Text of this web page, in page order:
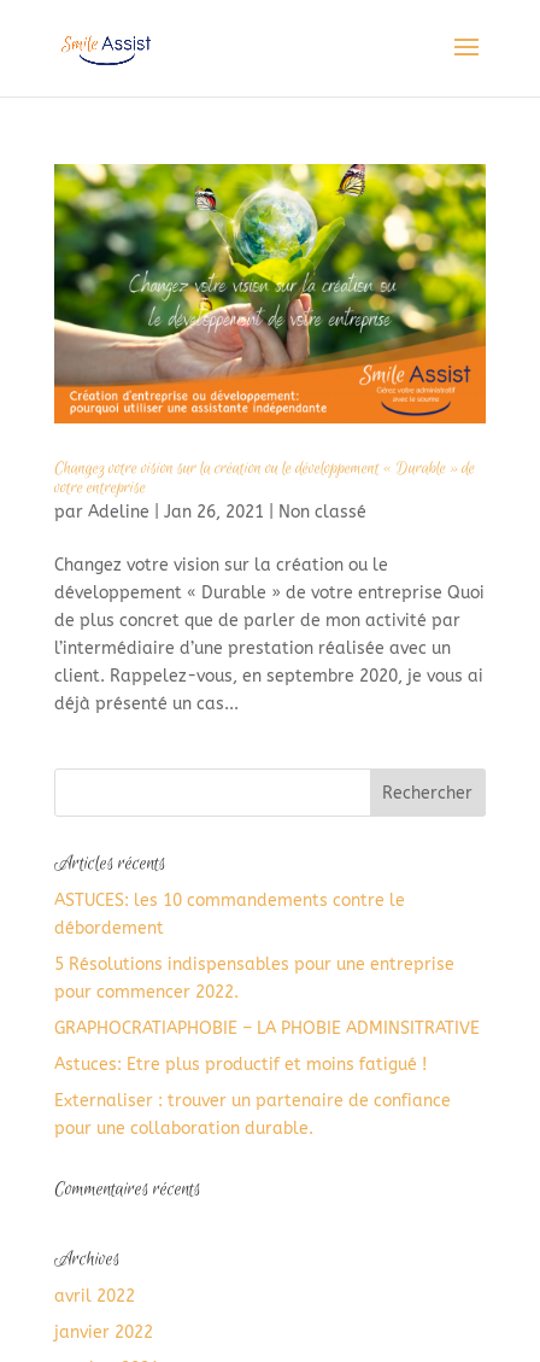
Changez votre vision sur la création ou le développement « Durable » de
votre entreprise
par Adeline Jan 26, 2021 Non classé
Changez votre vision sur la création ou le
développement « Durable » de votre entreprise Quoi
de plus concret que de parler de mon activité par
l’intermédiaire d’une prestation réalisée avec un
client. Rappelez-vous, en septembre 2020, je vous ai
déjà présenté un cas...
Articles récents
ASTUCES: les 10 commandements contre le
débordement
5 Résolutions indispensables pour une entreprise
pour commencer 2022.
GRAPHOCRATIAPHOBIE – LA PHOBIE ADMINSITRATIVE
Astuces: Etre plus productif et moins fatigué !
Externaliser : trouver un partenaire de confiance
pour une collaboration durable.
Commentaires récents
Archives
avril 2022
janvier 2022